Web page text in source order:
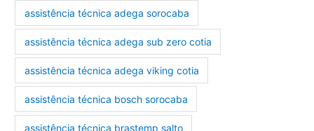
assistência técnica adega sorocaba
assistência técnica adega sub zero cotia
assistência técnica adega viking cotia
assistência técnica bosch sorocaba
assistência técnica brastemp salto